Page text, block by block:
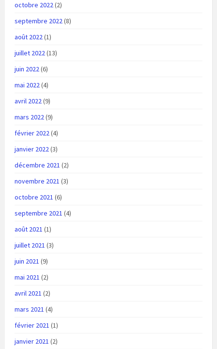
octobre 2022(2)
septembre 2022(8)
août 2022(1)
juillet 2022(13)
juin 2022(6)
mai 2022(4)
avril 2022(9)
mars 2022(9)
février 2022(4)
janvier 2022(3)
décembre 2021 (2)
novembre 2021 (3)
octobre 2021 (6)
septembre 2021 (4)
août 2021 (1)
juillet 2021 (3)
juin 2021 (9)
mai 2021 (2)
avril 2021 (2)
mars 2021 (4)
février 2021 (1)
janvier 2021 (2)